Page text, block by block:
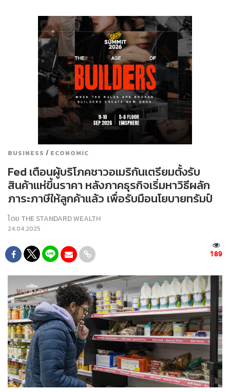
BUSINESS / ECONOMIC
Fed เตือนผู้บริโภคชาวอเมริกันเตรียมตั้งรับ
สินค้าแห่ขึ้นราคา หลังภาคธุรกิจเริ่มหาวิธีผลัก
ภาระภาษีให้ลูกค้าแล้ว เพื่อรับมือนโยบายทรัมป์
โดย THE STANDARD WEALTH
24.04.2025
189